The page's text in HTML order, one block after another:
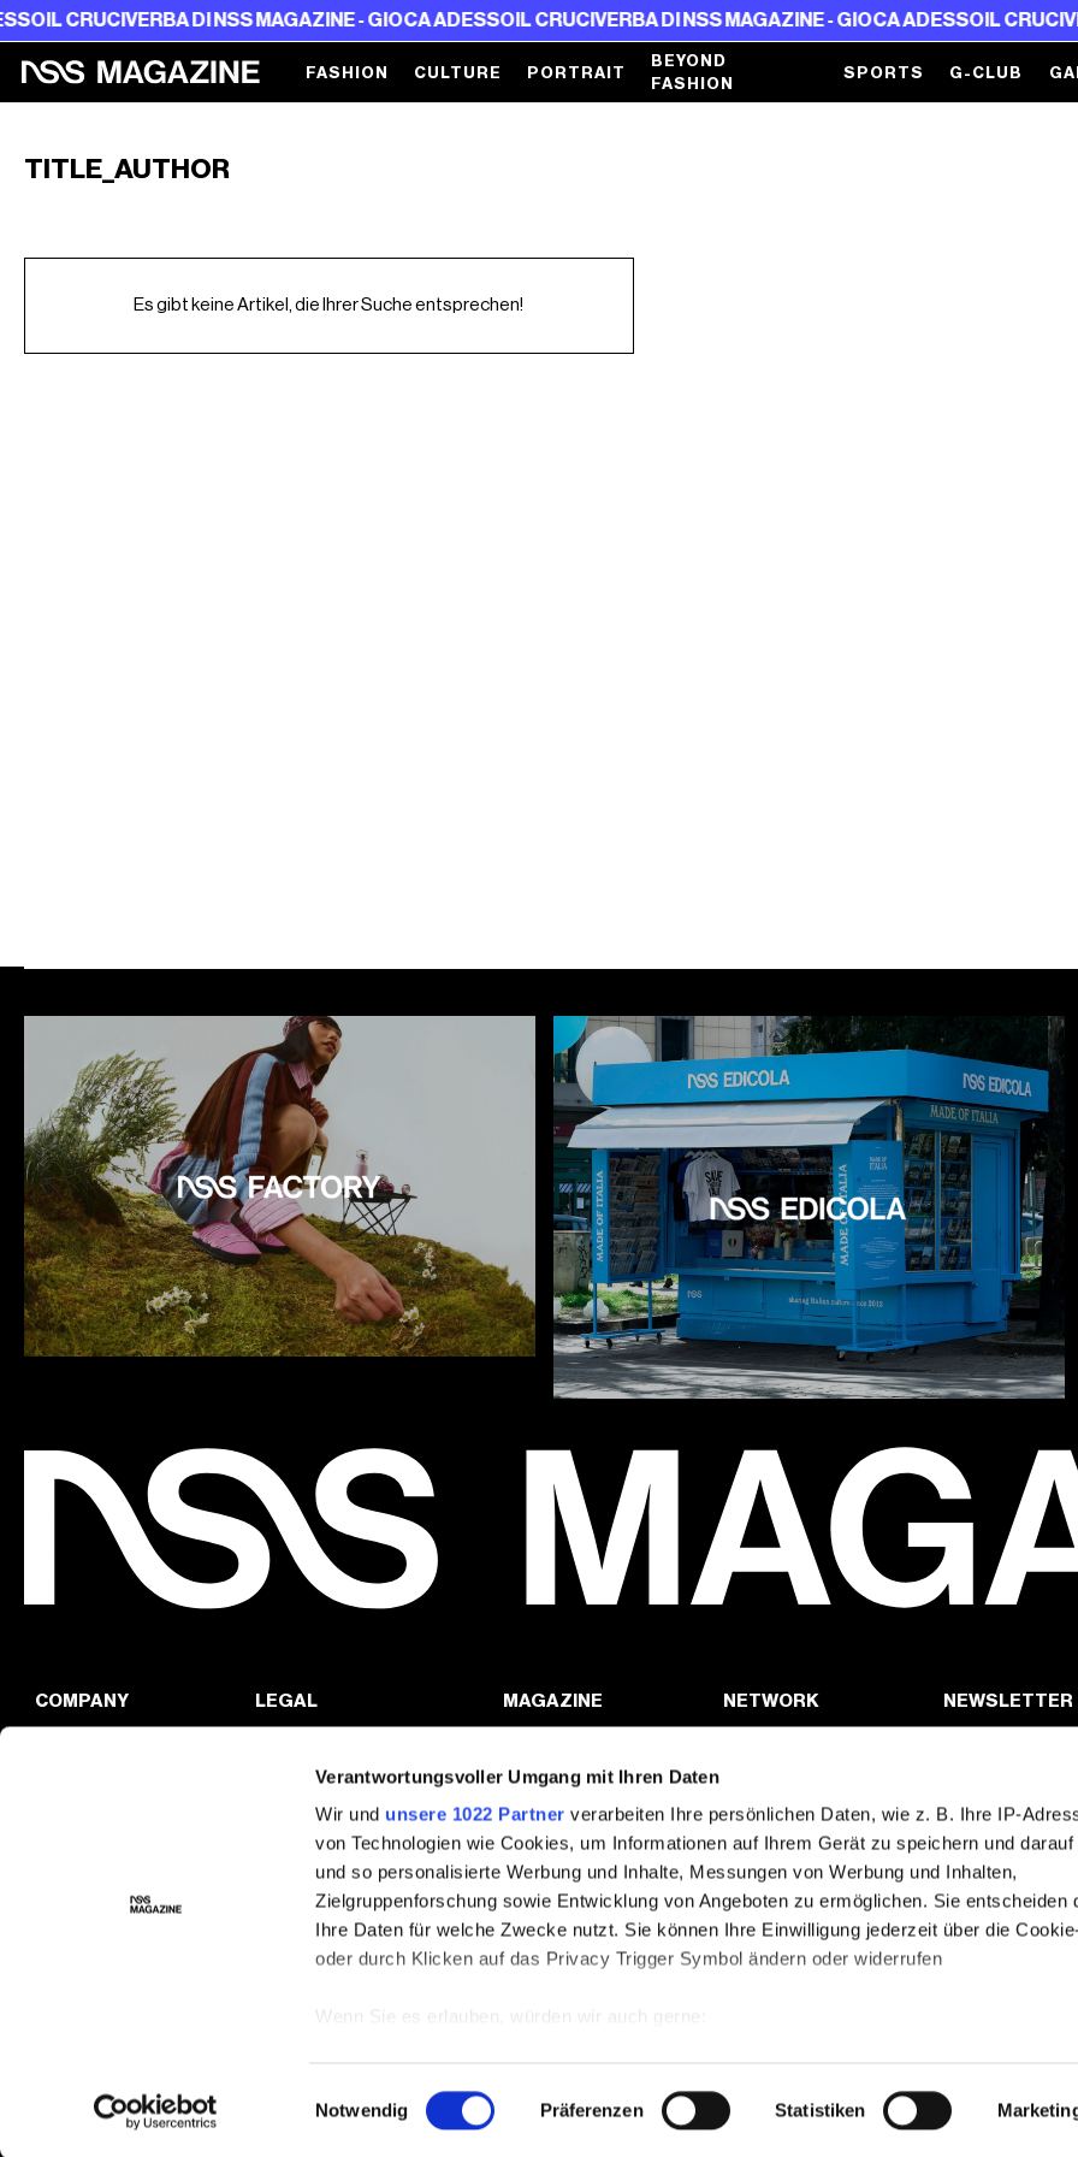
Verantwortungsvoller Umgang mit Ihren Daten
Wir und unsere 1022 Partner verarbeiten Ihre persönlichen Daten, wie z. B. Ihre IP-
von Technologien wie Cookies, um Informationen auf Ihrem Gerät zu speichern und
und so personalisierte Werbung und Inhalte, Messungen von Werbung und Inhalten,
Zielgruppenforschung sowie Entwicklung von Angeboten zu ermöglichen. Sie entscheiden
Ihre Daten für welche Zwecke nutzt. Sie können Ihre Einwilligung jederzeit über die
oder durch Klicken auf das Privacy Trigger Symbol ändern oder widerrufen
Wenn Sie es erlauben, würden wir auch gerne:
Erfahren Sie mehr darüber, wie Ihre persönlichen Daten verarbeitet werden, und legen Sie
Einwilligungsauswahl
Notwendig Präferenzen Statistiken
IL CRUCIVERBA DI NSS MAGAZINE - GIOCA ADESSOIL CRUCIVERBA DI NSS MAGAZINE - GIOCA ADESSOIL
FASHION CULTURE PORTRAIT
BEYOND
FASHION
SPORTS G-CLUB
TITLE_AUTHOR
Es gibt keine Artikel, die Ihrer Suche entsprechen!
COMPANY LEGAL
COOKIES VERWALTEN
MAGAZINE
CULTURE
PORTRAIT
BEYOND FASHION
NETWORK
NSS G-CLUB
NSS GALLERIA
NSS FRANCE
NSS EDICOLA
NEWSLETTER
Copyright ©2026 nss magazine srls- All rights reserved
nss magazine srls - P.IVA 12275110968